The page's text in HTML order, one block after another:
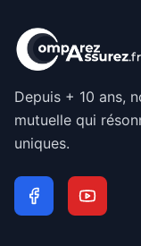
Depuis + 10 ans,
mutuelle qui
uniques.